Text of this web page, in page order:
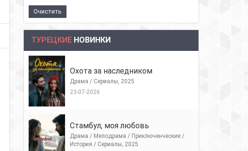
ТУРЕЦКИЕ НОВИНКИ
Охота за наследником
Драма / Сериалы, 2025
23-07-2026
Стамбул, моя любовь
Драма / Мелодрама / Приключенческие /
История / Сериалы, 2025